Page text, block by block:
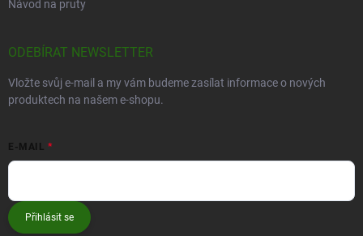
Návod na pruty
ODEBÍRAT NEWSLETTER
Vložte svůj e-mail a my vám budeme zasílat informace o nových
produktech na našem e-shopu.
E-MAIL
Přihlásit se